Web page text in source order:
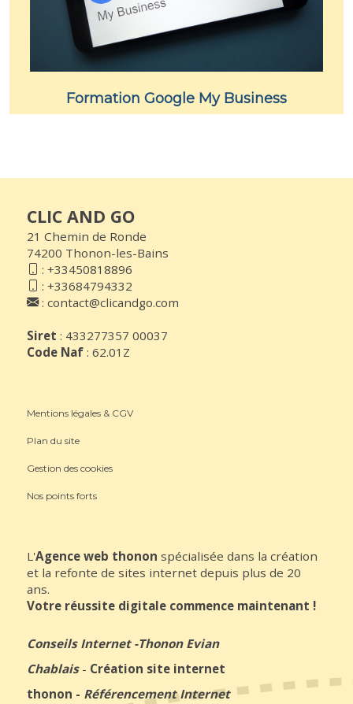
Formation Google My Business
CLIC AND GO
21 Chemin de Ronde
74200 Thonon-les-Bains
: +33450818896
: +33684794332
: contact@clicandgo.com
Siret : 433277357 00037
Code Naf : 62.01Z
Mentions légales & CGV
Plan du site
Gestion des cookies
Nos points forts
L'Agence web thonon spécialisée dans la création
et la refonte de sites internet depuis plus de 20
ans.
Votre réussite digitale commence maintenant !
Conseils Internet-Thonon Evian
Chablais- Création site internet
thonon - Référencement Internet